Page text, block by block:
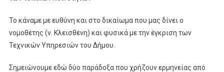
Το κάναμε με ευθύνη και στο δικαίωμα που μας δίνει ο
νομοθέτης (ν. Κλεισθένη) και φυσικά με την έγκριση των
Τεχνικών Υπηρεσιών του Δήμου.
Σημειώνουμε εδώ δύο παράδοξα που χρήζουν ερμηνείας από